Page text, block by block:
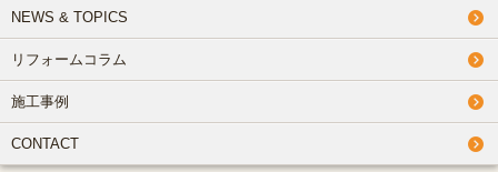
NEWS & TOPICS
リフォームコラム
施工事例
CONTACT